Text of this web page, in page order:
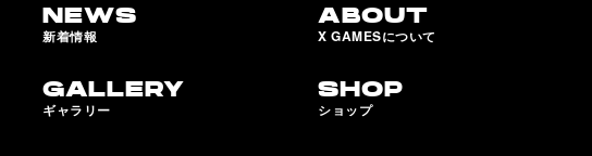
NEWS
新着情報
ABOUT
X GAMESについて
GALLERY
ギャラリー
SHOP
ショップ